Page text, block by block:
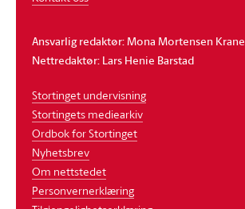
Ansvarlig redaktør: Mona Mortensen Krane
Nettredaktør: Lars Henie Barstad
Stortinget undervisning
Stortingets mediearkiv
Ordbok for Stortinget
Nyhetsbrev
Om nettstedet
Personvernerklæring